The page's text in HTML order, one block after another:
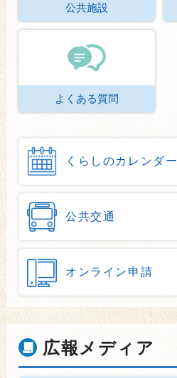
公共施設
よくある質問
くらしのカレンダー
公共交通
オンライン申請
広報メディア